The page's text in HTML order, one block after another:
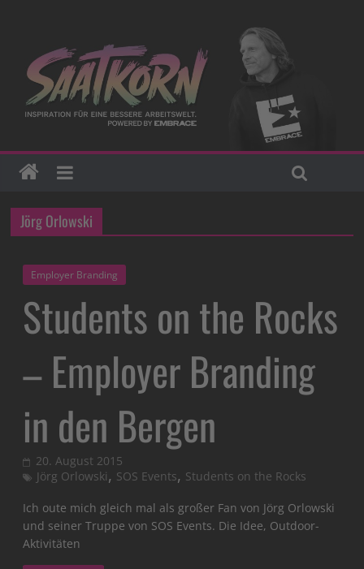
Jörg Orlowski
Employer Branding
Students on the Rocks
– Employer Branding
in den Bergen
20. August 2015
Jörg Orlowski, SOS Events, Students on the Rocks
Ich oute mich gleich mal als großer Fan von Jörg Orlowski
und seiner Truppe von SOS Events. Die Idee, Outdoor-
Aktivitäten